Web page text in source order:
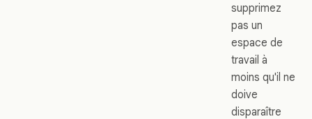
supprimez
pas un
espace de
travail à
moins qu'il ne
doive
disparaître